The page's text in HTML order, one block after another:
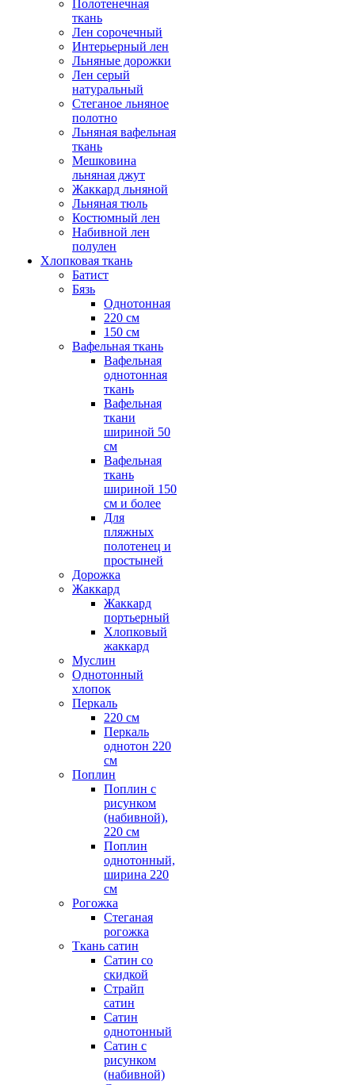
Полотенечная
ткань
Лен сорочечный
Интерьерный лен
Льняные дорожки
Лен серый
натуральный
Стеганое льняное
полотно
Льняная вафельная
ткань
Мешковина
льняная джут
Жаккард льняной
Льняная тюль
Костюмный лен
Набивной лен
полулен
Хлопковая ткань
Батист
Бязь
Однотонная
220 см
150 см
Вафельная ткань
Вафельная
однотонная
ткань
Вафельная
ткани
шириной 50
см
Вафельная
ткань
шириной 150
см и более
Для
пляжных
полотенец и
простыней
Дорожка
Жаккард
Жаккард
портьерный
Хлопковый
жаккард
Муслин
Однотонный
хлопок
Перкаль
220 см
Перкаль
однотон 220
см
Поплин
Поплин с
рисунком
(набивной),
220 см
Поплин
однотонный,
ширина 220
см
Рогожка
Стеганая
рогожка
Ткань сатин
Сатин со
скидкой
Страйп
сатин
Сатин
однотонный
Сатин с
рисунком
(набивной)